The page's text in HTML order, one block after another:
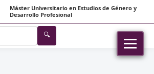
Máster Universitario en Estudios de Género y
Desarrollo Profesional
🔍